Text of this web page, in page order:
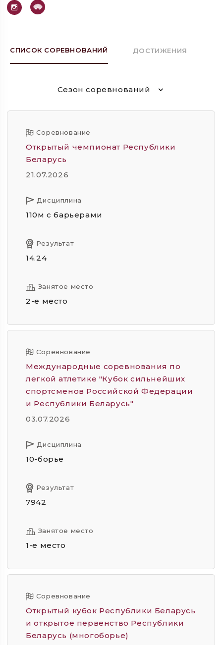
СПИСОК СОРЕВНОВАНИЙ ДОСТИЖЕНИЯ
Сезон соревнований
Соревнование
Открытый чемпионат Республики
Беларусь
21.07.2026
Дисциплина
110м с барьерами
Результат
14.24
Занятое место
2-е место
Соревнование
Международные соревнования по
легкой атлетике "Кубок сильнейших
спортсменов Российской Федерации
и Республики Беларусь"
03.07.2026
Дисциплина
10-борье
Результат
7942
Занятое место
1-е место
Соревнование
Открытый кубок Республики Беларусь
и открытое первенство Республики
Беларусь (многоборье)